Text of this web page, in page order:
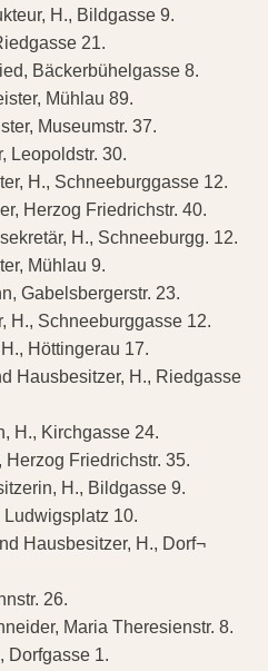
H., Bildgasse 9.
21.
Bäckerbühelgasse 8.
Mühlau 89.
Museumstr. 37.
Leopoldstr. 30.
H., Schneeburggasse 12.
Herzog Friedrichstr. 40.
H., Schneeburgg. 12.
Mühlau 9.
Gabelsbergerstr. 23.
H., Schneeburggasse 12.
Höttingerau 17.
Hausbesitzer, H., Riedgasse
H., Kirchgasse 24.
Friedrichstr. 35.
H., Bildgasse 9.
10.
Hausbesitzer, H., Dorf¬
26.
Maria Theresienstr. 8.
Dorfgasse 1.